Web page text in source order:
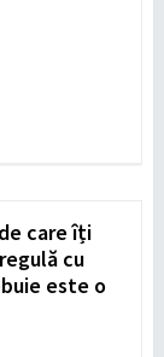
care îți
cu
este o